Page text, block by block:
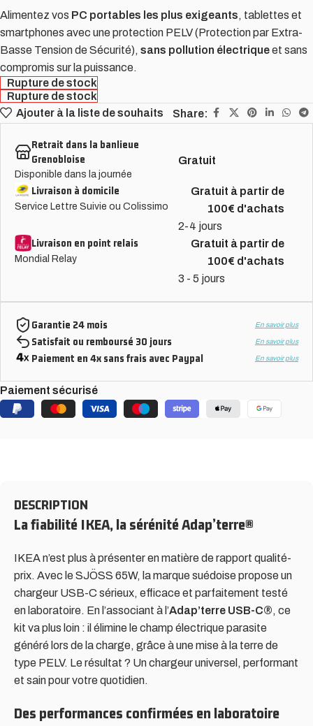
Alimentez vos PC portables les plus exigeants, tablettes et
smartphones avec une protection PELV (Protection par Extra-
Basse Tension de Sécurité), sans pollution électriqueet sans
compromis sur la puissance.
Rupture de stock
Rupture de stock
Ajouter à la liste de souhaits
Share:
Retrait dans la banlieue
Grenobloise
Disponible dans la journée
Gratuit
Livraison à domicile
Service Lettre Suivie ou Colissimo
2-4 jours
Gratuit à partir de
100€ d'achats
Livraison en point relais
Mondial Relay
3 - 5 jours
Gratuit à partir de
100€ d'achats
Garantie 24 mois En savoir plus
Satisfait ou remboursé 30 jours En savoir plus
Paiement en 4x sans frais avec Paypal En savoir plus
Paiement sécurisé
DESCRIPTION
La fiabilité IKEA, la sérénité Adap’terre®
IKEA n’est plus à présenter en matière de rapport qualité-
prix. Avec le SJÖSS 65W, la marque suédoise propose un
chargeur USB-C sérieux, efficace et parfaitement testé
en laboratoire. En l’associant à l’Adap’terre USB-C®, ce
kit va plus loin : il élimine le champ électrique parasite
généré lors de la charge, grâce à une mise à la terre de
type PELV. Le résultat ? Un chargeur universel, performant
et sain pour votre quotidien.
Des performances confirmées en laboratoire